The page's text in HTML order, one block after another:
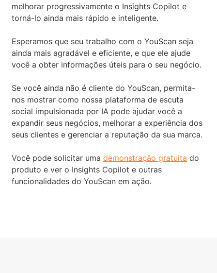
melhorar progressivamente o Insights Copilot e
torná-lo ainda mais rápido e inteligente.
Esperamos que seu trabalho com o YouScan seja
ainda mais agradável e eficiente, e que ele ajude
você a obter informações úteis para o seu negócio.
Se você ainda não é cliente do YouScan, permita-
nos mostrar como nossa plataforma de escuta
social impulsionada por IA pode ajudar você a
expandir seus negócios, melhorar a experiência dos
seus clientes e gerenciar a reputação da sua marca.
Você pode solicitar uma demonstração gratuita do
produto e ver o Insights Copilot e outras
funcionalidades do YouScan em ação.